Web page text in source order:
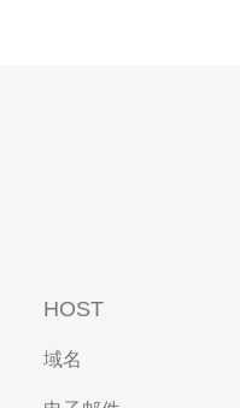
HOST
域名